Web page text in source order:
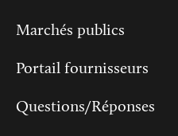
Marchés publics
Portail fournisseurs
Questions/Réponses